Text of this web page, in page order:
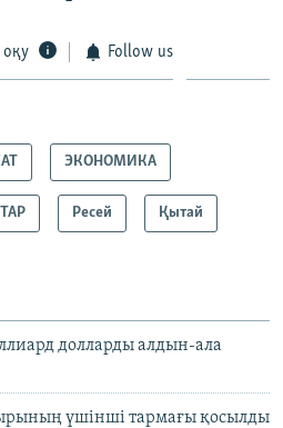
оқу Follow us
ЭКОНОМИКА
Ресей Қытай
долларды алдын-ала
үшінші тармағы қосылды